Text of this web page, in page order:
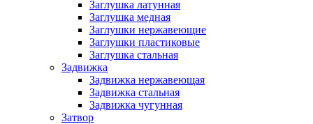
Заглушка латунная
Заглушка медная
Заглушки нержавеющие
Заглушки пластиковые
Заглушка стальная
Задвижка
Задвижка нержавеющая
Задвижка стальная
Задвижка чугунная
Затвор